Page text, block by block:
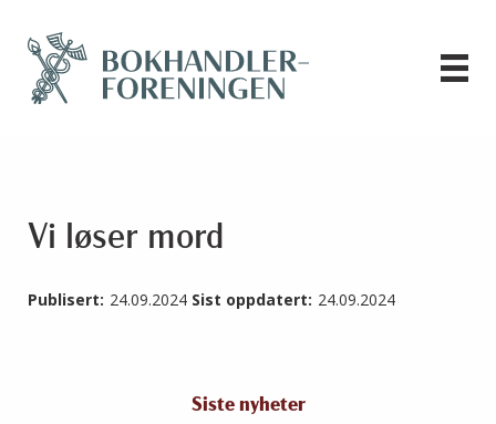
Vi løser mord
Publisert: 24.09.2024 Sist oppdatert: 24.09.2024
Siste nyheter